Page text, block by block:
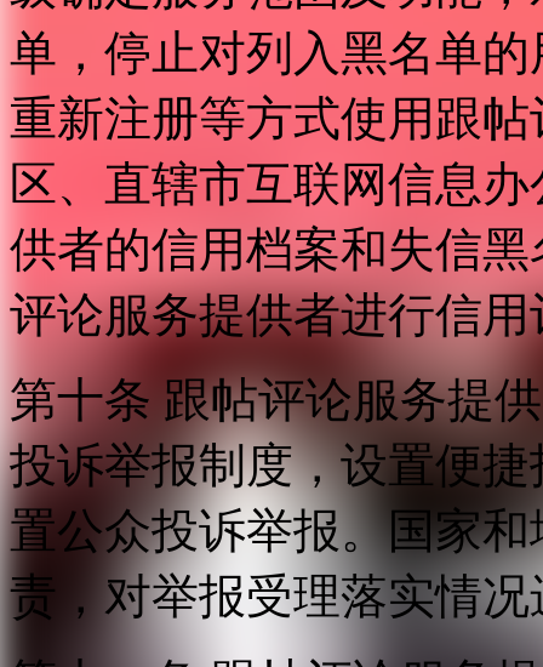
单，停止对列入黑名单
重新注册等方式使用跟
区、直辖市互联网信息
供者的信用档案和失信
评论服务提供者进行信用
第十条 跟帖评论服务提
投诉举报制度，设置便
置公众投诉举报。国家
责，对举报受理落实情